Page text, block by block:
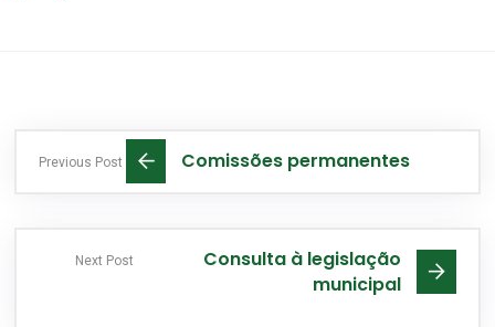
Previous Post Comissões permanentes
Next Post
Consulta à legislação
municipal